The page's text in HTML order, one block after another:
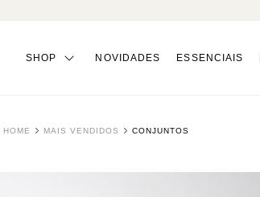
SHOP NOVIDADES ESSENCIAIS
HOME MAIS VENDIDOS CONJUNTOS